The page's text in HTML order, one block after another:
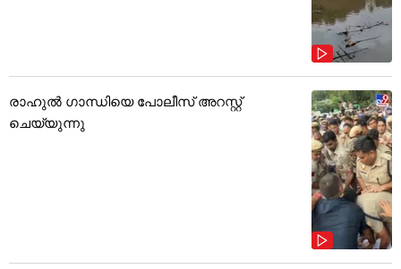
രാഹുൽ ഗാന്ധിയെ പോലീസ് അറസ്റ്റ്
ചെയ്യുന്നു